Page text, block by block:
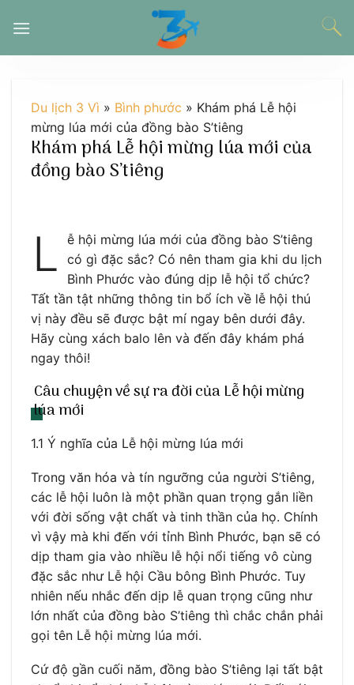
đến
Du lịch 3 Vì » Bình phước » Khám phá Lễ hội
mừng lúa mới của đồng bào S’tiêng
Khám phá Lễ hội mừng lúa mới của
đồng bào S’tiêng
L
ễ hội mừng lúa mới của đồng bào S’tiêng
có gì đặc sắc? Có nên tham gia khi du lịch
Bình Phước vào đúng dịp lễ hội tổ chức?
Tất tần tật những thông tin bổ ích về lễ hội thú
vị này đều sẽ được bật mí ngay bên dưới đây.
Hãy cùng xách balo lên và đến đây khám phá
ngay thôi!
Câu chuyện về sự ra đời của Lễ hội mừng
lúa mới
1.1 Ý nghĩa của Lễ hội mừng lúa mới
Trong văn hóa và tín ngưỡng của người S’tiêng,
các lễ hội luôn là một phần quan trọng gắn liền
với đời sống vật chất và tinh thần của họ. Chính
vì vậy mà khi đến với tỉnh Bình Phước, bạn sẽ có
dịp tham gia vào nhiều lễ hội nổi tiếng vô cùng
đặc sắc như Lễ hội Cầu bông Bình Phước. Tuy
nhiên nếu nhắc đến dịp lễ quan trọng cũng như
lớn nhất của đồng bào S’tiêng thì chắc chắn phải
gọi tên Lễ hội mừng lúa mới.
Cứ độ gần cuối năm, đồng bào S’tiêng lại tất bật